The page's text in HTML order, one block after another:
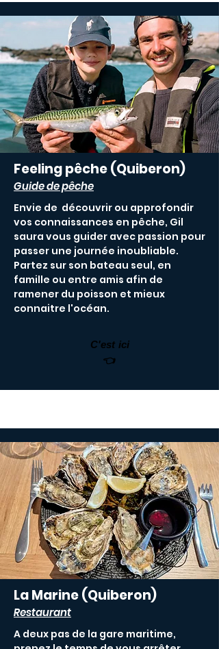
Feeling pêche (Quiberon)
Guide de pêche
Envie de découvrir ou approfondir
vos connaissances en pêche, Gil
saura vous guider avec passion pour
passer une journée inoubliable.
Partez sur son bateau seul, en
famille ou entre amis afin de
ramener du poisson et mieux
connaitre l'océan.
C'est ici
👈
La Marine (Quiberon)
Restaurant
A deux pas de la gare maritime,